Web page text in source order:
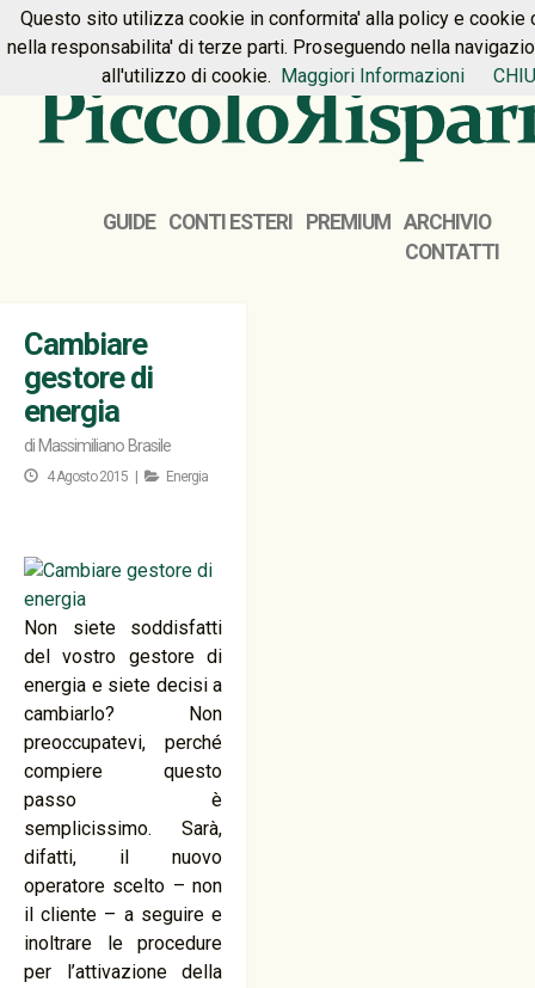
HOME PREMIUM CONTATTI
GUIDE CONTI ESTERI PREMIUM
ARCHIVIO
CONTATTI
Cambiare
gestore di
energia
di Massimiliano Brasile
4 Agosto 2015 | Energia
Non siete soddisfatti
del vostro gestore di
energia e siete decisi a
cambiarlo? Non
preoccupatevi, perché
compiere questo
passo è
semplicissimo. Sarà,
difatti, il nuovo
operatore scelto – non
il cliente – a seguire e
inoltrare le procedure
per l’attivazione della
Questo sito utilizza cookie in conformita' alla policy e cookie
nella responsabilita' di terze parti. Proseguendo nella
all'utilizzo di cookie. Maggiori Informazioni